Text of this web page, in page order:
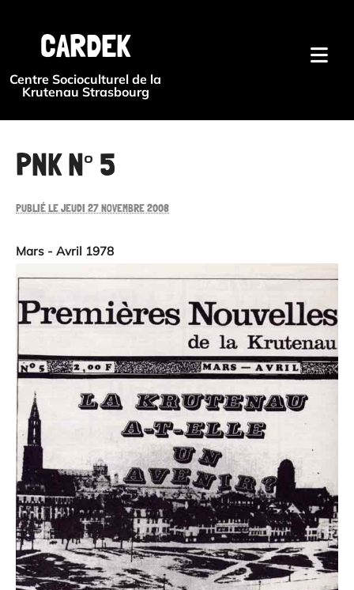
CARDEK
Centre Socioculturel de la
Krutenau Strasbourg
PNK N° 5
PUBLIÉ LE JEUDI 27 NOVEMBRE 2008
Mars - Avril 1978